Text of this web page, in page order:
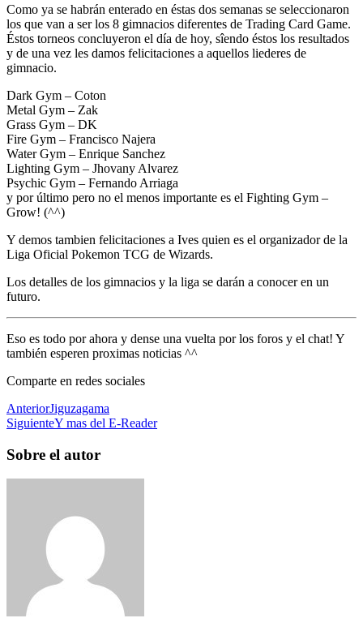
Como ya se habrán enterado en éstas dos semanas se seleccionaron
los que van a ser los 8 gimnacios diferentes de Trading Card Game.
Éstos torneos concluyeron el día de hoy, sîendo éstos los resultados
y de una vez les damos felicitaciones a aquellos liederes de
gimnacio.
Dark Gym – Coton
Metal Gym – Zak
Grass Gym – DK
Fire Gym – Francisco Najera
Water Gym – Enrique Sanchez
Lighting Gym – Jhovany Alvarez
Psychic Gym – Fernando Arriaga
y por último pero no el menos importante es el Fighting Gym –
Grow! (^^)
Y demos tambien felicitaciones a Ives quien es el organizador de la
Liga Oficial Pokemon TCG de Wizards.
Los detalles de los gimnacios y la liga se darán a conocer en un
futuro.
Eso es todo por ahora y dense una vuelta por los foros y el chat! Y
también esperen proximas noticias ^^
Comparte en redes sociales
AnteriorJiguzagama
SiguienteY mas del E-Reader
Sobre el autor